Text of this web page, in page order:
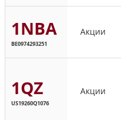
1NBA
BE0974293251
Акции
1QZ
US19260Q1076
Акции